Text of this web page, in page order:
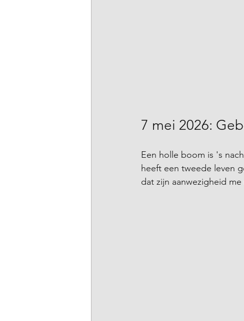
7 mei 2026:
Een holle boom is 's
heeft een tweede leven
dat zijn aanwezigheid